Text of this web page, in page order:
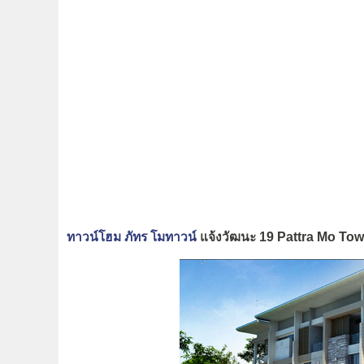
ทาวน์โฮม ภัทร โมทาวน์ แจ้งวัฒนะ 19 Pattra Mo